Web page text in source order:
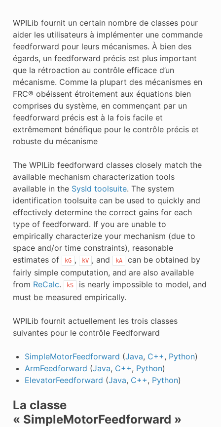
WPILib fournit un certain nombre de classes pour
aider les utilisateurs à implémenter une commande
feedforward pour leurs mécanismes. À bien des
égards, un feedforward précis est plus important
que la rétroaction au contrôle efficace d’un
mécanisme. Comme la plupart des mécanismes en
FRC® obéissent étroitement aux équations bien
comprises du système, en commençant par un
feedforward précis est à la fois facile et
extrêmement bénéfique pour le contrôle précis et
robuste du mécanisme
The WPILib feedforward classes closely match the
available mechanism characterization tools
available in the SysId toolsuite. The system
identification toolsuite can be used to quickly and
effectively determine the correct gains for each
type of feedforward. If you are unable to
empirically characterize your mechanism (due to
space and/or time constraints), reasonable
estimates of
kG , kV , and kA
can be obtained by
fairly simple computation, and are also available
from ReCalc. kS
is nearly impossible to model, and
must be measured empirically.
WPILib fournit actuellement les trois classes
suivantes pour le contrôle Feedforward
SimpleMotorFeedforward (Java, C++, Python)
ArmFeedforward (Java, C++, Python)
ElevatorFeedforward (Java, C++, Python)
La classe
« SimpleMotorFeedforward »